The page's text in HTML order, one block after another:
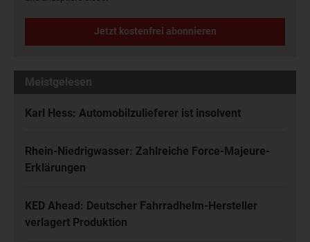
Jetzt kostenfrei abonnieren
Meistgelesen
Karl Hess: Automobilzulieferer ist insolvent
Rhein-Niedrigwasser: Zahlreiche Force-Majeure-
Erklärungen
KED Ahead: Deutscher Fahrradhelm-Hersteller
verlagert Produktion